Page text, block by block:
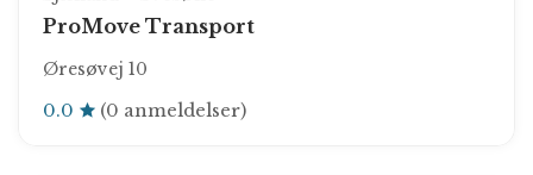
ProMove Transport
Øresøvej 10
0.0 (0 anmeldelser)